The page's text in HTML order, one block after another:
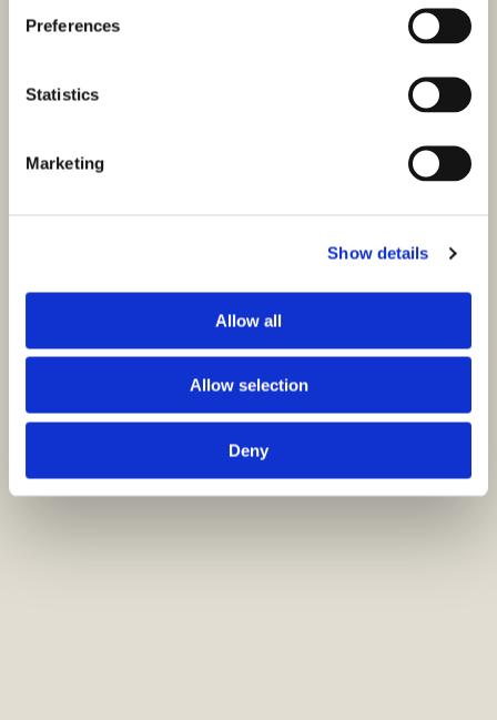
Preferences
Statistics
Marketing
Show details
Allow all
Allow selection
Deny